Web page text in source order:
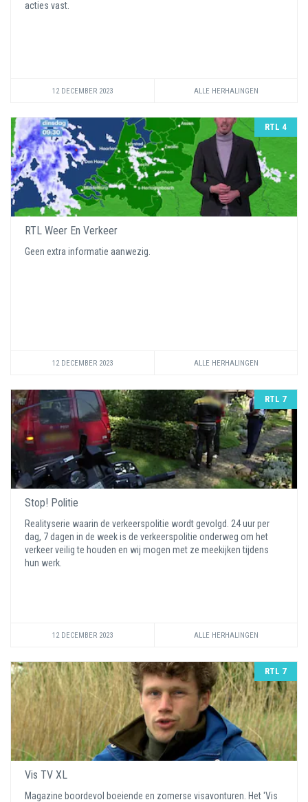
acties vast.
12 DECEMBER 2023 ALLE HERHALINGEN
RTL 4
RTL Weer En Verkeer
Geen extra informatie aanwezig.
12 DECEMBER 2023 ALLE HERHALINGEN
RTL 7
Stop! Politie
Realityserie waarin de verkeerspolitie wordt gevolgd. 24 uur per
dag, 7 dagen in de week is de verkeerspolitie onderweg om het
verkeer veilig te houden en wij mogen met ze meekijken tijdens
hun werk.
12 DECEMBER 2023 ALLE HERHALINGEN
RTL 7
Vis TV XL
Magazine boordevol boeiende en zomerse visavonturen. Het 'Vis